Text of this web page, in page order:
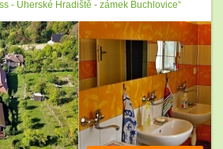
- Uherské Hradiště - zámek Buchlovice“